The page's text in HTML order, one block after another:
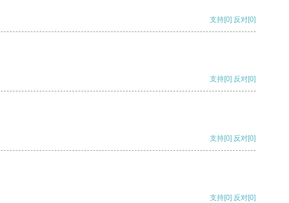
支持[0] 反对[0]
支持[0] 反对[0]
支持[0] 反对[0]
支持[0] 反对[0]